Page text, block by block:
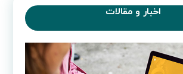
اخبار و مقالات